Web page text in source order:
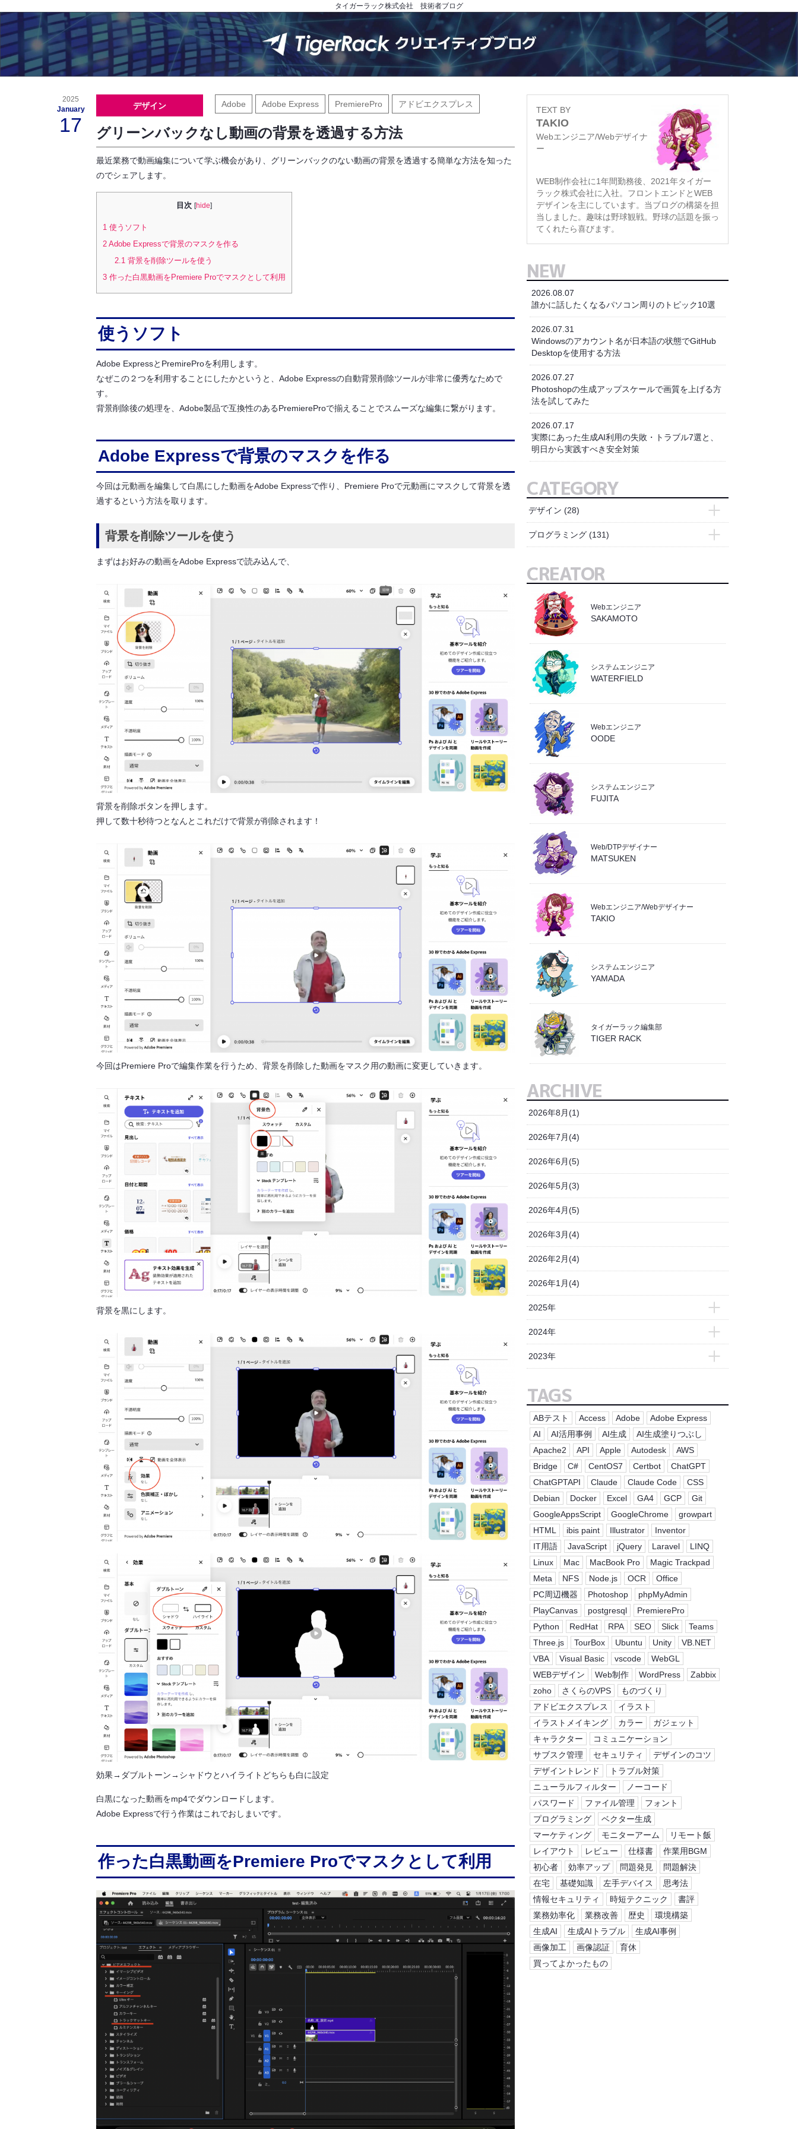
タイガーラック株式会社 技術者ブログ
2025
January
17
デザイン Adobe Adobe Express PremierePro アドビエクスプレス
グリーンバックなし動画の背景を透過する方法
最近業務で動画編集について学ぶ機会があり、グリーンバックのない動画の背景を透過する簡単な方法を知った
のでシェアします。
目次 [hide]
1使うソフト
2Adobe Expressで背景のマスクを作る
2.1背景を削除ツールを使う
3作った白黒動画をPremiere Proでマスクとして利用
使うソフト
Adobe ExpressとPremireProを利用します。
なぜこの２つを利用することにしたかというと、Adobe Expressの自動背景削除ツールが非常に優秀なためで
す。
背景削除後の処理を、Adobe製品で互換性のあるPremiereProで揃えることでスムーズな編集に繋がります。
Adobe Expressで背景のマスクを作る
今回は元動画を編集して白黒にした動画をAdobe Expressで作り、Premiere Proで元動画にマスクして背景を透
過するという方法を取ります。
背景を削除ツールを使う
まずはお好みの動画をAdobe Expressで読み込んで、
背景を削除ボタンを押します。
押して数十秒待つとなんとこれだけで背景が削除されます！
今回はPremiere Proで編集作業を行うため、背景を削除した動画をマスク用の動画に変更していきます。
背景を黒にします。
効果→ダブルトーン→シャドウとハイライトどちらも白に設定
白黒になった動画をmp4でダウンロードします。
Adobe Expressで行う作業はこれでおしまいです。
作った白黒動画をPremiere Proでマスクとして利用
TEXT BY
TAKIO
Webエンジニア/Webデザイナ
ー
WEB制作会社に1年間勤務後、2021年タイガー
ラック株式会社に入社。フロントエンドとWEB
デザインを主にしています。当ブログの構築を担
当しました。趣味は野球観戦。野球の話題を振っ
てくれたら喜びます。
NEW
2026.08.07
誰かに話したくなるパソコン周りのトピック10選
2026.07.31
Windowsのアカウント名が日本語の状態でGitHub
Desktopを使用する方法
2026.07.27
Photoshopの生成アップスケールで画質を上げる方
法を試してみた
2026.07.17
実際にあった生成AI利用の失敗・トラブル7選と、
明日から実践すべき安全対策
CATEGORY
デザイン (28)
- Adobe Express(2)
- Bridge(1)
- Illustrator(7)
- Photoshop(10)
- PremierePro
(1)
- イラスト(5)
- 業務効率化(4)
プログラミング(131)
- Docker(4)
- Excel(3)
- git(6)
- Linux(20)
- PHP(12)
- SQL(18)
- WebGL(1)
- wordpress(4)
- ZOHO(6)
- システム
- バックエンド
- フロントエンド
- 業務効率化
(36)
CREATOR
Webエンジニア
SAKAMOTO
システムエンジニア
WATERFIELD
Webエンジニア
OODE
システムエンジニア
FUJITA
Web/DTPデザイナー
MATSUKEN
Webエンジニア/Webデザイナー
TAKIO
システムエンジニア
YAMADA
タイガーラック編集部
TIGER RACK
ARCHIVE
2026年8月(1)
2026年7月(4)
2026年6月(5)
2026年5月(3)
2026年4月(5)
2026年3月(4)
2026年2月(4)
2026年1月(4)
2025年
- 2025年12月(3)
- 2025年11月(4)
- 2025年8月(3)
- 2025年7月(4)
- 2025年6月(5)
- 2025年5月(4)
- 2025年4月(4)
- 2025年3月(4)
- 2025年2月(4)
- 2025年1月(5)
2024年
- 2024年12月(3)
- 2024年11月(5)
- 2024年10月(4)
- 2024年9月(4)
- 2024年8月(3)
- 2024年7月(5)
- 2024年6月(4)
- 2024年5月(4)
- 2024年4月(4)
- 2024年3月(4)
- 2024年2月(5)
- 2024年1月(3)
2023年
- 2023年11月(4)
- 2023年10月(4)
- 2023年9月(5)
- 2023年8月(2)
- 2023年7月(4)
- 2023年6月(1)
- 2023年5月(1)
- 2023年4月(8)
TAGS
ABテスト Access Adobe
Adobe Express
AI
AI活用事例 AI生成
AI生成塗りつぶし
Apache2
API Apple Autodesk
AWS
Bridge
C# CentOS7 Certbot
ChatGPT
ChatGPTAPI
Claude Claude Code
CSS
Debian
Docker Excel GA4 GCP
Git
GoogleAppsScript
GoogleChrome
growpart
HTML
ibis paint Illustrator
Inventor
IT用語
JavaScript jQuery Laravel
LINQ
Linux
Mac MacBook Pro
Magic Trackpad
Meta
NFS Node.js OCR
Office
PC周辺機器
Photoshop
phpMyAdmin
PlayCanvas
postgresql
PremierePro
Python
RedHat RPA SEO Slick
Teams
Three.js
TourBox Ubuntu Unity
VB.NET
VBA
Visual Basic vscode
WebGL
WEBデザイン
Web制作 WordPress
Zabbix
zoho
さくらのVPS
ものづくり
アドビエクスプレス
イラスト
イラストメイキング
カラー
ガジェット
キャラクター
コミュニケーション
サブスク管理
セキュリティ
デザインのコツ
デザイントレンド
トラブル対策
ニューラルフィルター
ノーコード
パスワード
ファイル管理
フォント
プログラミング
ベクター生成
マーケティング
モニターアーム
リモート飯
レイアウト
レビュー 仕様書
作業用BGM
初心者
効率アップ 問題発見
問題解決
在宅
基礎知識 左手デバイス
思考法
情報セキュリティ
時短テクニック
書評
業務効率化
業務改善 歴史
環境構築
生成AI
生成AIトラブル
生成AI事例
画像加工
画像認証
育休
買ってよかったもの